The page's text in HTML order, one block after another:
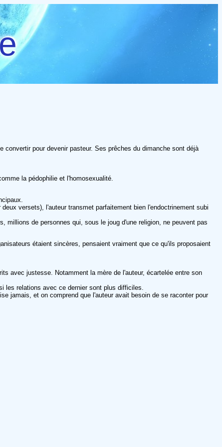
pour devenir pasteur. Ses prêches du dimanche sont déjà
la pédophilie et l'homosexualité.
versets), l'auteur transmet parfaitement bien l'endoctrinement subi
millions de personnes qui, sous le joug d'une religion, ne peuvent pas
étaient sincères, pensaient vraiment que ce qu'ils proposaient
avec justesse. Notamment la mère de l'auteur, écartelée entre son
les relations avec ce dernier sont plus difficiles.
jamais, et on comprend que l'auteur avait besoin de se raconter pour